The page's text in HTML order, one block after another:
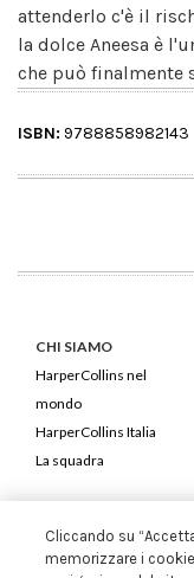
attenderlo c'è il
la dolce Aneesa è
che può finalmente
ISBN: 9788858982143
CHI SIAMO
HarperCollins nel
mondo
HarperCollins Italia
La squadra
HarperCollins
Cod. Fiscale
Cliccando su
memorizzare i